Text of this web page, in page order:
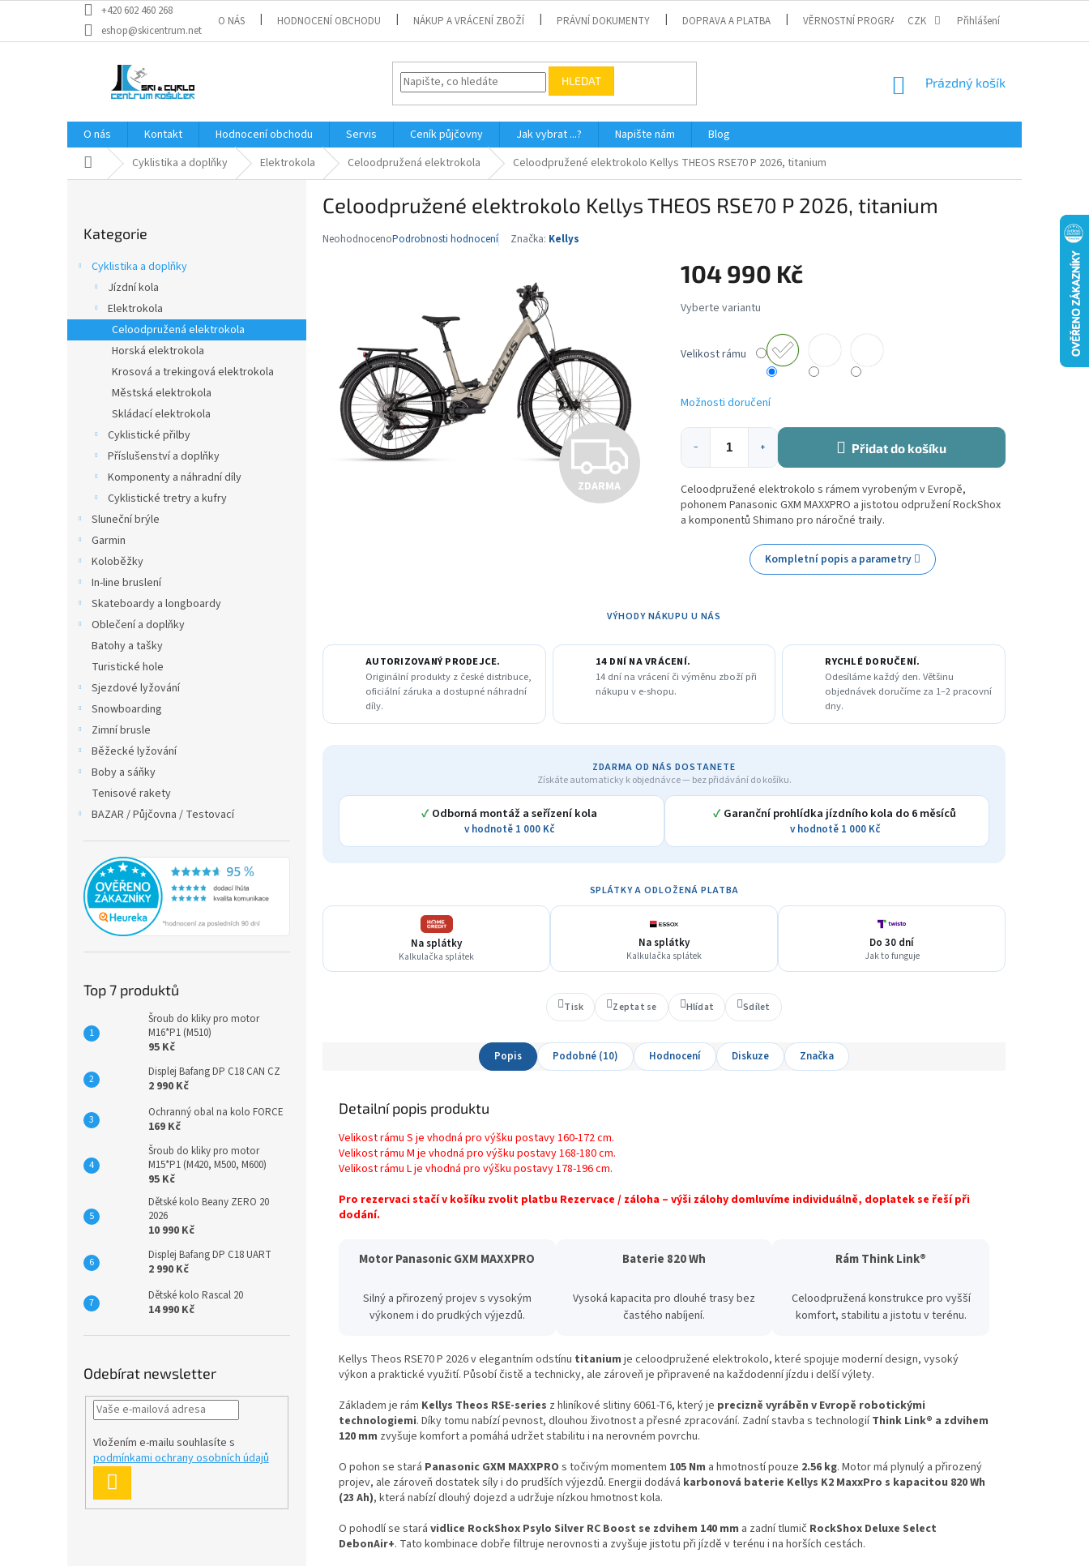
obsah
+420 602 460 268
eshop@skicentrum.net
O NÁS HODNOCENÍ OBCHODU NÁKUP A VRÁCENÍ ZBOŽÍ PRÁVNÍ DOKUMENTY DOPRAVA A PLATBA VĚRNOSTNÍ PROGRAM CZK Přihlášení
HLEDAT
NÁKUPNÍ
Prázdný košík
O nás Kontakt Hodnocení obchodu Servis Ceník půjčovny Jak vybrat ...? Napište nám
Blog
Domů Cyklistika a doplňky Elektrokola Celoodpružená elektrokola Celoodpružené elektrokolo Kellys THEOS RSE70 P 2026, titanium
kategorie
Kategorie
Cyklistika a doplňky
Jízdní kola
Elektrokola
Celoodpružená elektrokola
Horská elektrokola
Krosová a trekingová elektrokola
Městská elektrokola
Skládací elektrokola
Cyklistické přilby
Příslušenství a doplňky
Komponenty a náhradní díly
Cyklistické tretry a kufry
Sluneční brýle
Garmin
Koloběžky
In-line bruslení
Skateboardy a longboardy
Oblečení a doplňky
Batohy a tašky
Turistické hole
Sjezdové lyžování
Snowboarding
Zimní brusle
Běžecké lyžování
Boby a sáňky
Tenisové rakety
BAZAR / Půjčovna / Testovací
Top 7 produktů
Šroub do kliky pro motor
M16*P1 (M510)
95 Kč
Displej Bafang DP C18 CAN CZ
2 990 Kč
Ochranný obal na kolo FORCE
169 Kč
Šroub do kliky pro motor
M15*P1 (M420, M500, M600)
95 Kč
Dětské kolo Beany ZERO 20
2026
10 990 Kč
Displej Bafang DP C18 UART
2 990 Kč
Dětské kolo Rascal 20
14 990 Kč
Odebírat newsletter
Vložením e-mailu souhlasíte s
podmínkami ochrany osobních údajů
SE
Celoodpružené elektrokolo Kellys THEOS RSE70 P 2026, titanium
Průměrné
hvězdiček.
NeohodnocenoPodrobnosti hodnocení Značka: Kellys
Z
D
R
M
A
ZDARMA
104 990 Kč
Měrná
cena:
Velikost rámu
Možnosti doručení
+
− Přidat do košíku
Celoodpružené elektrokolo s rámem vyrobeným v Evropě,
pohonem Panasonic GXM MAXXPRO a jistotou odpružení RockShox
a komponentů Shimano pro náročné traily.
Kompletní popis a parametry
VÝHODY NÁKUPU U NÁS
AUTORIZOVANÝ PRODEJCE.
Originální produkty z české distribuce,
oficiální záruka a dostupné náhradní
díly.
14 DNÍ NA VRÁCENÍ.
14 dní na vrácení či výměnu zboží při
nákupu v e-shopu.
RYCHLÉ DORUČENÍ.
Odesíláme každý den. Většinu
objednávek doručíme za 1–2 pracovní
dny.
ZDARMA OD NÁS DOSTANETE
Získáte automaticky k objednávce — bez přidávání do košíku.
✓ Odborná montáž a seřízení kola
v hodnotě 1 000 Kč
✓ Garanční prohlídka jízdního kola do 6 měsíců
v hodnotě 1 000 Kč
SPLÁTKY A ODLOŽENÁ PLATBA
Na splátky
Kalkulačka splátek
Na splátky
Kalkulačka splátek
Do 30 dní
Jak to funguje
Tisk Zeptat se Hlídat Sdílet
Popis Podobné (10) Hodnocení Diskuze Značka
Detailní popis produktu
Velikost rámu S je vhodná pro výšku postavy 160-172 cm.
Velikost rámu M je vhodná pro výšku postavy 168-180 cm.
Velikost rámu L je vhodná pro výšku postavy 178-196 cm.
Pro rezervaci stačí v košíku zvolit platbu Rezervace / záloha – výši zálohy domluvíme individuálně, doplatek se řeší při
dodání.
Motor Panasonic GXM MAXXPRO
Silný a přirozený projev s vysokým
výkonem i do prudkých výjezdů.
Baterie 820 Wh
Vysoká kapacita pro dlouhé trasy bez
častého nabíjení.
Rám Think Link®
Celoodpružená konstrukce pro vyšší
komfort, stabilitu a jistotu v terénu.
Kellys Theos RSE70 P 2026 v elegantním odstínu titanium je celoodpružené elektrokolo, které spojuje moderní design, vysoký
výkon a praktické využití. Působí čistě a technicky, ale zároveň je připravené na každodenní jízdu i delší výlety.
Základem je rám Kellys Theos RSE-series z hliníkové slitiny 6061-T6, který je precizně vyráběn v Evropě robotickými
technologiemi. Díky tomu nabízí pevnost, dlouhou životnost a přesné zpracování. Zadní stavba s technologiíThink Link® a zdvihem
120 mm zvyšuje komfort a pomáhá udržet stabilitu i na nerovném povrchu.
O pohon se stará Panasonic GXM MAXXPRO s točivým momentem 105 Nm a hmotností pouze 2.56 kg. Motor má plynulý a přirozený
projev, ale zároveň dostatek síly i do prudších výjezdů. Energii dodává karbonová baterie Kellys K2 MaxxPro s kapacitou 820 Wh
(23 Ah), která nabízí dlouhý dojezd a udržuje nízkou hmotnost kola.
O pohodlí se stará vidlice RockShox Psylo Silver RC Boost se zdvihem 140 mm a zadní tlumič RockShox Deluxe Select
DebonAir+. Tato kombinace dobře filtruje nerovnosti a zvyšuje jistotu při jízdě v terénu i na horších cestách.